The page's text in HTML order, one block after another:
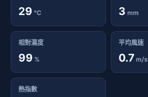
29 ℃ 3 mm
相對濕度
99 %
平均風速
0.7 m/s
熱指數